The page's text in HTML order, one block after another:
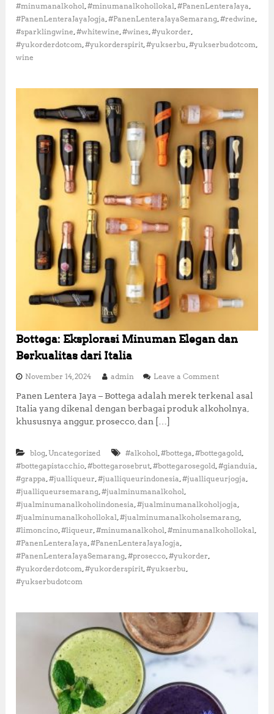
t
a
n
T
h
a
u
:
o
g
a
s
i
M
m
e
p
s
i
#minumanalkohol,#minumanalkohollokal,#PanenLenteraJaya,
#PanenLenteraJayaJogja,#PanenLenteraJayaSemarang,#redwine,
#sparklingwine,#whitewine,#wines,#yukorder,
#yukorderdotcom,#yukorderspirit,#yukserbu,#yukserbudotcom,
wine
Bottega: Eksplorasi Minuman Elegan dan
Berkualitas dari Italia
November 14, 2024 admin Leave a Commento
B
o
g
a
s
p
l
g
Panen Lentera Jaya – Bottega adalah merek terkenal asal
Italia yang dikenal dengan berbagai produk alkoholnya,
khususnya anggur, prosecco, dan […]
blog ,Uncategorized #alkohol ,#bottega ,#bottegagold
#bottegapistacchio ,#bottegarosebrut ,#bottegarosegold ,#gianduia
#grappa ,#jualliqueur ,#jualliqueurindonesia ,#jualliqueurjogja
#jualliqueursemarang ,#jualminumanalkohol
#jualminumanalkoholindonesia ,#jualminumanalkoholjogja
#jualminumanalkohollokal ,#jualminumanalkoholsemarang
#limoncino ,#liqueur ,#minumanalkohol ,#minumanalkohollokal
#PanenLenteraJaya ,#PanenLenteraJayaJogja
#PanenLenteraJayaSemarang ,#prosecco ,#yukorder
#yukorderdotcom ,#yukorderspirit ,#yukserbu
#yukserbudotcom